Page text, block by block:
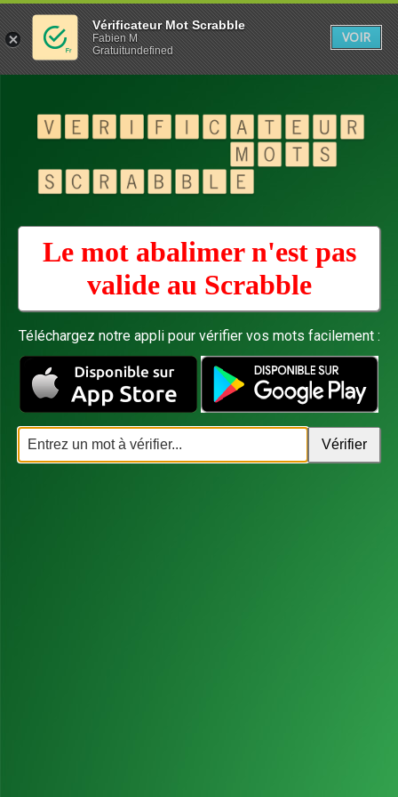
Le mot abalimer n'est pas
valide au Scrabble
Téléchargez notre appli pour vérifier vos mots facilement :
Vérificateur Mot Scrabble
Fabien M
Gratuitundefined
VOIR